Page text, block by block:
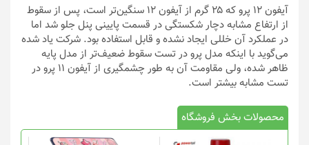
آیفون ۱۲ پرو که ۲۵ گرم از آیفون ۱۲ سنگین‌تر است، پس از سقوط
از ارتفاع مشابه دچار شکستگی در قسمت پایینی پنل جلو شد اما
در عملکرد آن خللی ایجاد نشده و قابل استفاده بود. شرکت یاد شده
می‌گوید با اینکه مدل پرو در تست سقوط ضعیف‌تر از مدل پایه
ظاهر شده، ولی مقاومت آن به طور چشمگیری از آیفون ۱۱ پرو در
تست مشابه بیشتر است.
محصولات بخش فروشگاه